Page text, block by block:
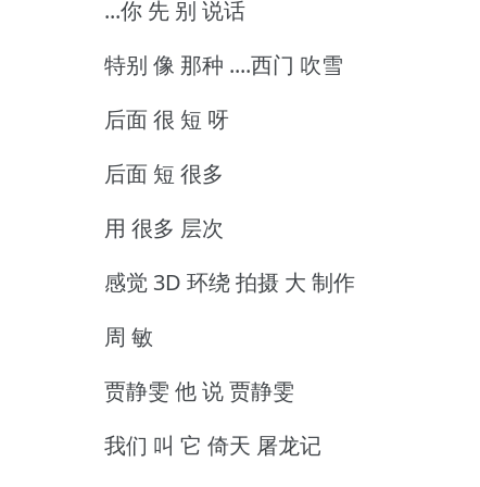
...你 先 别 说话
特别 像 那种 ....西门 吹雪
后面 很 短 呀
后面 短 很多
用 很多 层次
感觉 3D 环绕 拍摄 大 制作
周 敏
贾静雯 他 说 贾静雯
我们 叫 它 倚天 屠龙记